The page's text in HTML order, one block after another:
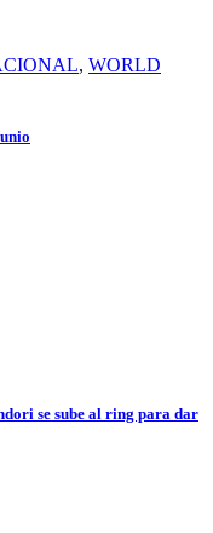
, WORLD
se sube al ring para dar